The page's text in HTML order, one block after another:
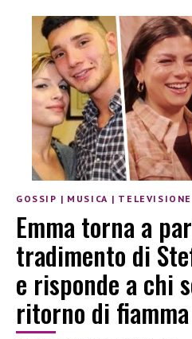
GOSSIP | MUSICA | TELEVISIONE
Emma torna a
tradimento di
e risponde a chi
ritorno di fiamma